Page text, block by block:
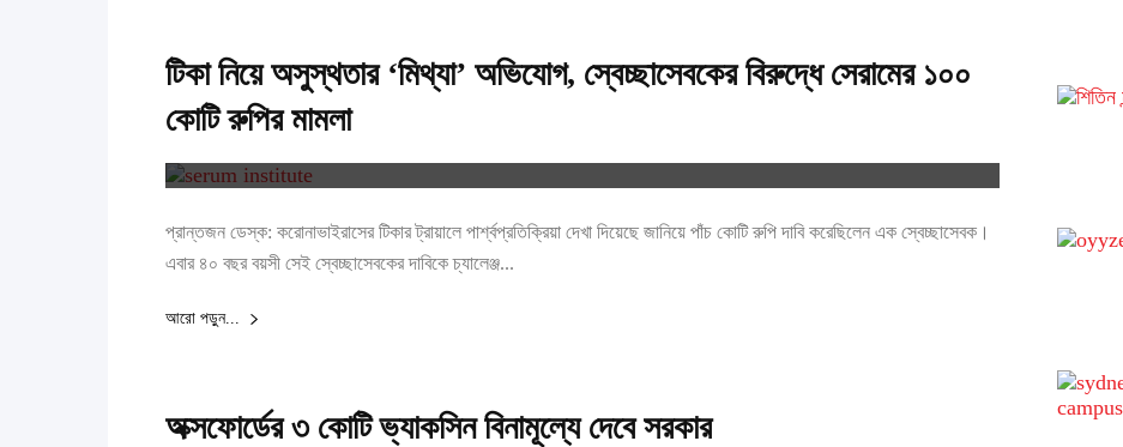
টিকা নিয়ে অসুস্থতার ‘মিথ্যা’ অভিযোগ, স্বেচ্ছাসেবকের বিরুদ্ধে সেরামের ১০০
কোটি রুপির মামলা
প্রান্তজন ডেস্ক: করোনাভাইরাসের টিকার ট্রায়ালে পার্শ্বপ্রতিক্রিয়া দেখা দিয়েছে জানিয়ে পাঁচ কোটি রুপি দাবি করেছিলেন এক স্বেচ্ছাসেবক।
এবার ৪০ বছর বয়সী সেই স্বেচ্ছাসেবকের দাবিকে চ্যালেঞ্জ...
আরো পড়ুন...
অক্সফোর্ডের ৩ কোটি ভ্যাকসিন বিনামূল্যে দেবে সরকার